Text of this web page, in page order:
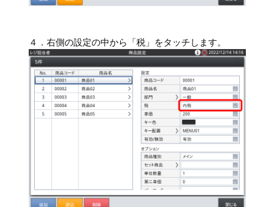
４．右側の設定の中から「税」をタッチします。